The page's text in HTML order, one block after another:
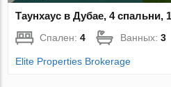
Таунхаус в Дубае, 4 спальни,
Спален:4 Ванных:3
Elite Properties Brokerage